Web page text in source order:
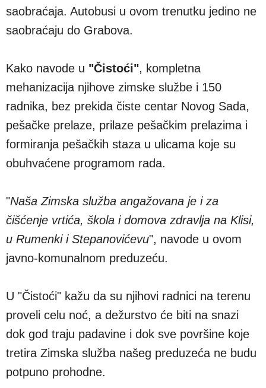
saobraćaja. Autobusi u ovom trenutku jedino ne
saobraćaju do Grabova.
Kako navode u "Čistoći", kompletna
mehanizacija njihove zimske službe i 150
radnika, bez prekida čiste centar Novog Sada,
pešačke prelaze, prilaze pešačkim prelazima i
formiranja pešačkih staza u ulicama koje su
obuhvaćene programom rada.
"Naša Zimska služba angažovana je i za
čišćenje vrtića, škola i domova zdravlja na Klisi,
u Rumenki i Stepanovićevu", navode u ovom
javno-komunalnom preduzeću.
U "Čistoći" kažu da su njihovi radnici na terenu
proveli celu noć, a dežurstvo će biti na snazi
dok god traju padavine i dok sve površine koje
tretira Zimska služba našeg preduzeća ne budu
potpuno prohodne.